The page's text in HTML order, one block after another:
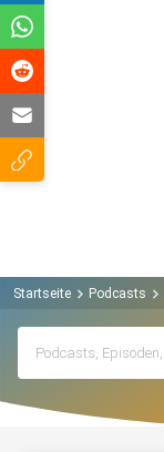
Startseite Podcasts